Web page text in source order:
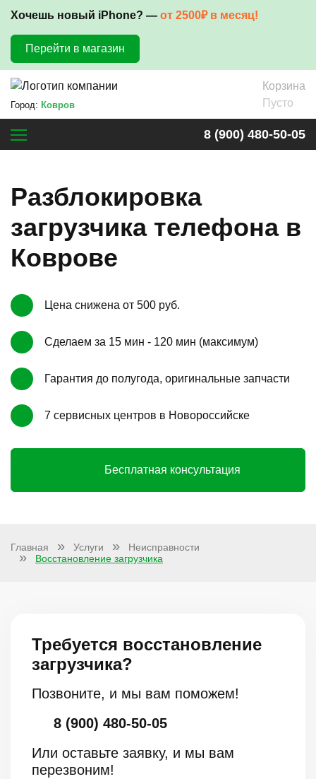
Хочешь новый iPhone? — от 2500₽ в месяц!
Перейти в магазин
Город: Ковров
Корзина
Пусто
8 (900) 480-50-05
Разблокировка
загрузчика телефона в
Коврове
Цена снижена от 500 руб.
Сделаем за 15 мин - 120 мин (максимум)
Гарантия до полугода, оригинальные запчасти
7 сервисных центров в Новороссийске
Бесплатная консультация
Главная Услуги
Неисправности
Восстановление загрузчика
Требуется восстановление
загрузчика?
Позвоните, и мы вам поможем!
8 (900) 480-50-05
Или оставьте заявку, и мы вам
перезвоним!